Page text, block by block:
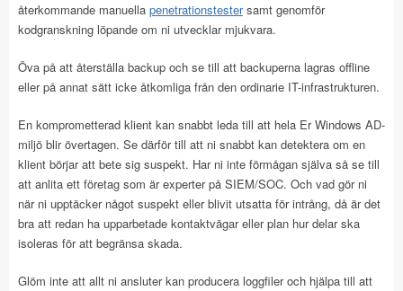
återkommande manuella penetrationstestersamt genomför
kodgranskning löpande om ni utvecklar mjukvara.
Öva på att återställa backup och se till att backuperna lagras offline
eller på annat sätt icke åtkomliga från den ordinarie IT-infrastrukturen.
En komprometterad klient kan snabbt leda till att hela Er Windows AD-
miljö blir övertagen. Se därför till att ni snabbt kan detektera om en
klient börjar att bete sig suspekt. Har ni inte förmågan själva så se till
att anlita ett företag som är experter på SIEM/SOC. Och vad gör ni
när ni upptäcker något suspekt eller blivit utsatta för intrång, då är det
bra att redan ha upparbetade kontaktvägar eller plan hur delar ska
isoleras för att begränsa skada.
Glöm inte att allt ni ansluter kan producera loggfiler och hjälpa till att